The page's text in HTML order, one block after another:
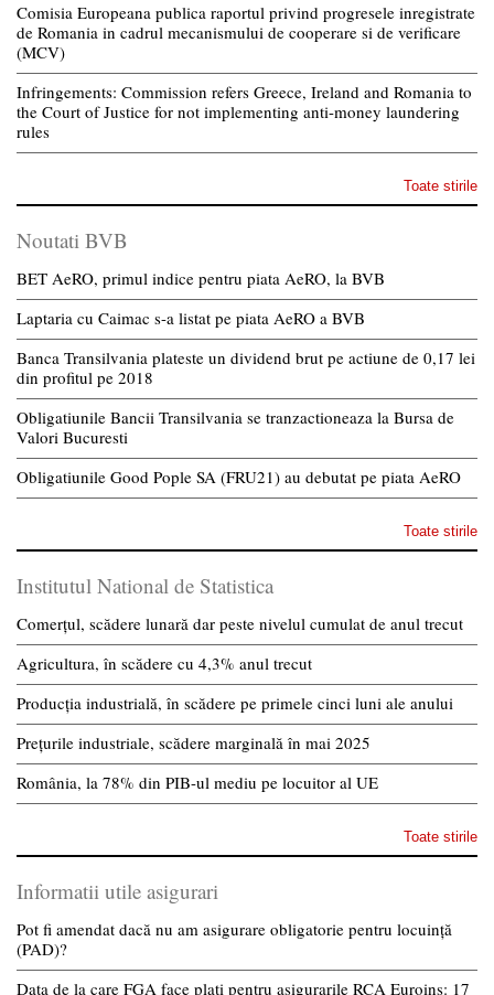
Comisia Europeana publica raportul privind progresele inregistrate
de Romania in cadrul mecanismului de cooperare si de verificare
(MCV)
Infringements: Commission refers Greece, Ireland and Romania to
the Court of Justice for not implementing anti-money laundering
rules
Toate stirile
Noutati BVB
BET AeRO, primul indice pentru piata AeRO, la BVB
Laptaria cu Caimac s-a listat pe piata AeRO a BVB
Banca Transilvania plateste un dividend brut pe actiune de 0,17 lei
din profitul pe 2018
Obligatiunile Bancii Transilvania se tranzactioneaza la Bursa de
Valori Bucuresti
Obligatiunile Good Pople SA (FRU21) au debutat pe piata AeRO
Toate stirile
Institutul National de Statistica
Comerțul, scădere lunară dar peste nivelul cumulat de anul trecut
Agricultura, în scădere cu 4,3% anul trecut
Producția industrială, în scădere pe primele cinci luni ale anului
Prețurile industriale, scădere marginală în mai 2025
România, la 78% din PIB-ul mediu pe locuitor al UE
Toate stirile
Informatii utile asigurari
Pot fi amendat dacă nu am asigurare obligatorie pentru locuință
(PAD)?
Data de la care FGA face plati pentru asigurarile RCA Euroins: 17